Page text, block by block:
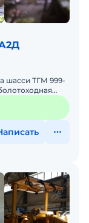
шасси ТГМ 999-
4ВУ,